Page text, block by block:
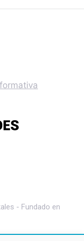
- Fundado en